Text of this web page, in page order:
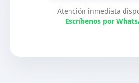
Atención inmediata
Escríbenos por